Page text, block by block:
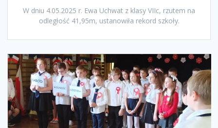
W dniu 4.05.2025 r. Ewa Uchwat z klasy VIIc, rzutem na
odległość 41,95m, ustanowiła rekord szkoły.